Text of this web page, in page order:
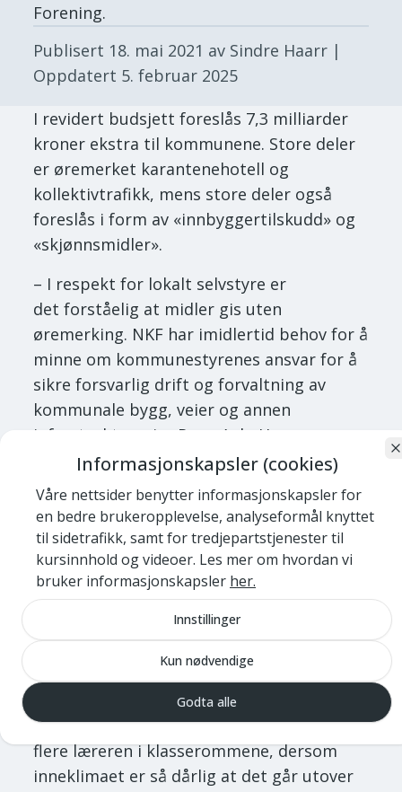
Forening.
Publisert 18. mai 2021 av Sindre Haarr |
Oppdatert 5. februar 2025
I revidert budsjett foreslås 7,3 milliarder
kroner ekstra til kommunene. Store deler
er øremerket karantenehotell og
kollektivtrafikk, mens store deler også
foreslås i form av «innbyggertilskudd» og
«skjønnsmidler».
– I respekt for lokalt selvstyre er
det forståelig at midler gis uten
øremerking. NKF har imidlertid behov for å
minne om kommunestyrenes ansvar for å
sikre forsvarlig drift og forvaltning av
kommunale bygg, veier og annen
infrastruktur, sier Rune Aale-Hansen
adm.dir. i NKF.
– Vi vet at tilstanden på noen kommunale
bygg lider av feil eller alvorlige mangler. Vi
vet at det samme er tilfelle for enkelte
kommunale veier og annen infrastruktur.
Vår uro nå er at kommunestyrene velger å
prioritere den «frie
koronakompensasjonen» til formål som
går på bekostning av grunnmuren i
velferdssamfunnet. Det hjelper ikke med
flere varme hender i sykehjemmene eller
flere læreren i klasserommene, dersom
inneklimaet er så dårlig at det går utover
Informasjonskapsler (cookies)
Våre nettsider benytter informasjonskapsler for
en bedre brukeropplevelse, analyseformål knyttet
til sidetrafikk, samt for tredjepartstjenester til
kursinnhold og videoer. Les mer om hvordan vi
bruker informasjonskapsler her.
Innstillinger
Kun nødvendige
Godta alle